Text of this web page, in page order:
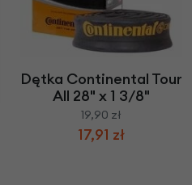
Dętka Continental Tour
All 28" x 1 3/8"
19,90 zł
17,91 zł